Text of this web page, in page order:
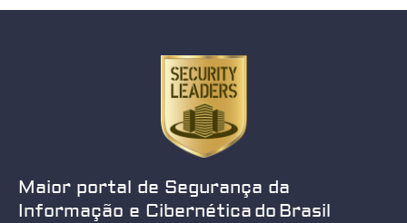
Maior portal de Segurança da
Informação e Cibernética do Brasil